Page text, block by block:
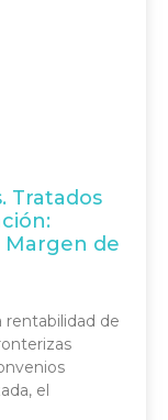
Tratados
Margen de
rentabilidad de
el